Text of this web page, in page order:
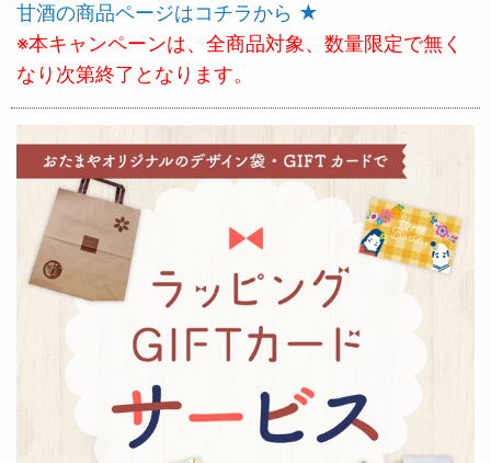
甘酒の商品ページはコチラから ★
※本キャンペーンは、全商品対象、数量限定で無く
なり次第終了となります。